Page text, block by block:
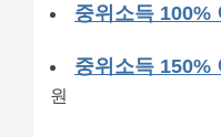
중위소득 100%
중위소득 150%
원